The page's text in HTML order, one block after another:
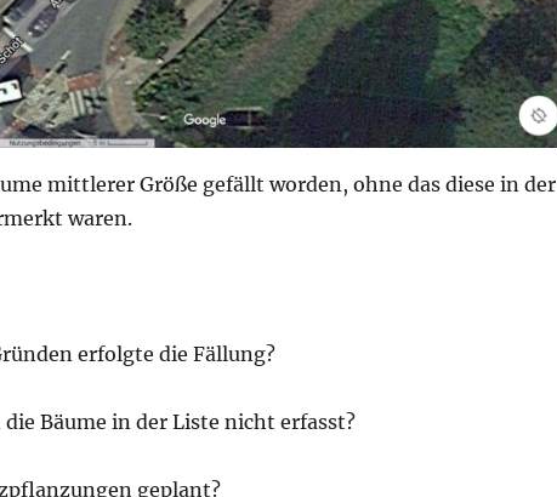
mittlerer Größe gefällt worden, ohne das diese in der
waren.
erfolgte die Fällung?
Bäume in der Liste nicht erfasst?
geplant?